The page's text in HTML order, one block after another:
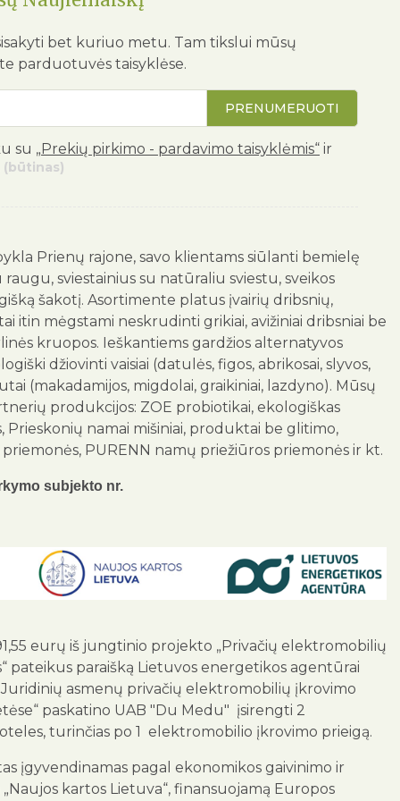
bet kuriuo metu. Tam tikslui mūsų
parduotuvės taisyklėse.
PRENUMERUOTI
su „Prekių pirkimo - pardavimo taisyklėmis“ ir
(būtinas)
Prienų rajone, savo klientams siūlanti bemielę
sviestainius su natūraliu sviestu, sveikos
šakotį. Asortimente platus įvairių dribsnių,
itin mėgstami neskrudinti grikiai, avižiniai dribsniai be
kruopos. Ieškantiems gardžios alternatyvos
džiovinti vaisiai (datulės, figos, abrikosai, slyvos,
(makadamijos, migdolai, graikiniai, lazdyno). Mūsų
produkcijos: ZOE probiotikai, ekologiškas
Prieskonių namai mišiniai, produktai be glitimo,
PURENN namų priežiūros priemonės ir kt.
subjekto nr.
eurų iš jungtinio projekto „Privačių elektromobilių
pateikus paraišką Lietuvos energetikos agentūrai
asmenų privačių elektromobilių įkrovimo
paskatino UAB "Du Medu" įsirengti 2
turinčias po 1 elektromobilio įkrovimo prieigą.
įgyvendinamas pagal ekonomikos gaivinimo ir
kartos Lietuva“, finansuojamą Europos